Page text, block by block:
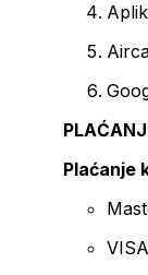
Plaćanje
VISA